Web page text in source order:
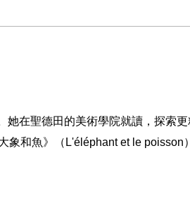
她在聖德田的美術學院就讀，探索
象和魚》（ L'éléphant et le poisson